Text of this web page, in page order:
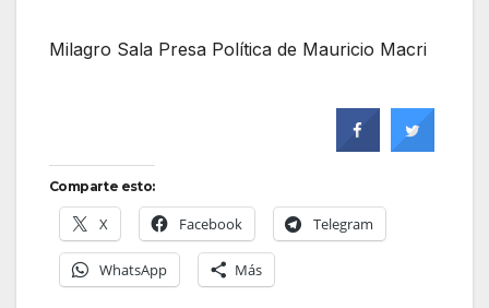
Milagro Sala Presa Política de Mauricio Macri
Comparte esto:
X Facebook Telegram
WhatsApp Más